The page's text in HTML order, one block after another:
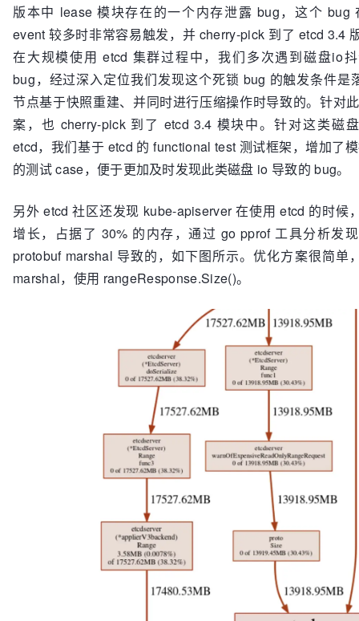
版本中 lease 模块存在的一个内存泄露 bug，这个 bug
event 较多时非常容易触发，并 cherry-pick 到了 etcd 3.4
在大规模使用 etcd 集群过程中，我们多次遇到磁盘io
bug，经过深入定位我们发现这个死锁 bug 的触发条件是
节点基于快照重建、并同时进行压缩操作时导致的。针对
案，也 cherry-pick 到了 etcd 3.4 模块中。针对这类磁
etcd，我们基于 etcd 的 functional test 测试框架，增加了
的测试 case，便于更加及时发现此类磁盘 io 导致的 bug。
另外 etcd 社区还发现 kube-apiserver 在使用 etcd 的时候
增长，占据了 30% 的内存，通过 go pprof 工具分析发
protobuf marshal 导致的，如下图所示。优化方案很简单
marshal，使用 rangeResponse.Size()。